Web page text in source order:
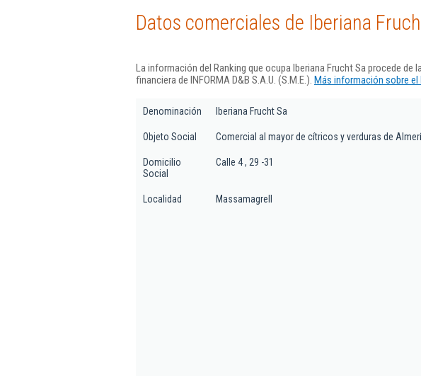
Datos comerciales de Iberiana
La información del Ranking que ocupa Iberiana Frucht Sa procede de
financiera de INFORMA D&B S.A.U. (S.M.E.). Más información sobre el
Denominación Iberiana Frucht Sa
Objeto Social Comercial al mayor de cítricos y verduras de
Domicilio
Social
Calle 4 , 29 -31
Localidad Massamagrell